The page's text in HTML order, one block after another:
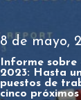
8 de mayo,
Informe
2023: Hasta
puestos de
cinco próximos